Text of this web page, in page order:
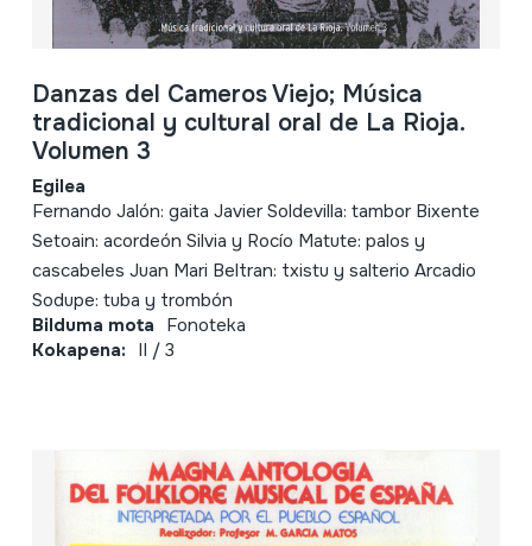
Danzas del Cameros Viejo; Música
tradicional y cultural oral de La Rioja.
Volumen 3
Egilea
Fernando Jalón: gaita Javier Soldevilla: tambor Bixente
Setoain: acordeón Silvia y Rocío Matute: palos y
cascabeles Juan Mari Beltran: txistu y salterio Arcadio
Sodupe: tuba y trombón
Bilduma mota Fonoteka
Kokapena: II / 3